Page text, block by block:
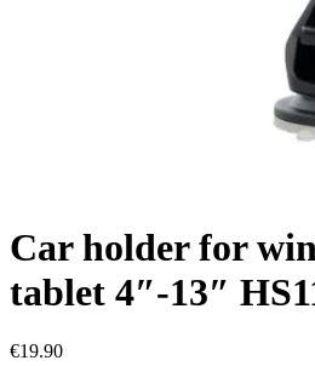
Car holder for
tablet 4″-13″
€19.90